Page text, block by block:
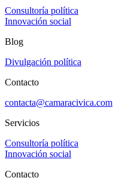
Consultoría política
Innovación social
Blog
Divulgación política
Contacto
contacta@camaracivica.com
Servicios
Consultoría política
Innovación social
Contacto